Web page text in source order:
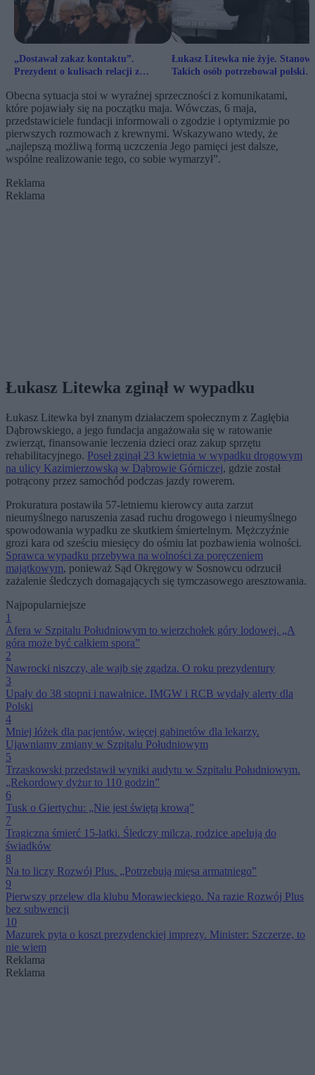
„Dostawał zakaz kontaktu”.
Prezydent o kulisach relacji z
Łukasz Litewka nie żyje.
Takich osób potrzebował polski
Obecna sytuacja stoi w wyraźnej sprzeczności z komunikatami,
które pojawiały się na początku maja. Wówczas, 6 maja,
przedstawiciele fundacji informowali o zgodzie i optymizmie po
pierwszych rozmowach z krewnymi. Wskazywano wtedy, że
„najlepszą możliwą formą uczczenia Jego pamięci jest dalsze,
wspólne realizowanie tego, co sobie wymarzył”.
Reklama
Reklama
Łukasz Litewka zginął w wypadku
Łukasz Litewka był znanym działaczem społecznym z Zagłębia
Dąbrowskiego, a jego fundacja angażowała się w ratowanie
zwierząt, finansowanie leczenia dzieci oraz zakup sprzętu
rehabilitacyjnego. Poseł zginął 23 kwietnia w wypadku drogowym
na ulicy Kazimierzowską w Dąbrowie Górniczej, gdzie został
potrącony przez samochód podczas jazdy rowerem.
Prokuratura postawiła 57-letniemu kierowcy auta zarzut
nieumyślnego naruszenia zasad ruchu drogowego i nieumyślnego
spowodowania wypadku ze skutkiem śmiertelnym. Mężczyźnie
grozi kara od sześciu miesięcy do ośmiu lat pozbawienia wolności.
Sprawca wypadku przebywa na wolności za poręczeniem
majątkowym, ponieważ Sąd Okręgowy w Sosnowcu odrzucił
zażalenie śledczych domagających się tymczasowego aresztowania.
Najpopularniejsze
1
Afera w Szpitalu Południowym to wierzchołek góry lodowej. „A
góra może być całkiem spora”
2
Nawrocki niszczy, ale wajb się zgadza. O roku prezydentury
3
Upały do 38 stopni i nawałnice. IMGW i RCB wydały alerty dla
Polski
4
Mniej łóżek dla pacjentów, więcej gabinetów dla lekarzy.
Ujawniamy zmiany w Szpitalu Południowym
5
Trzaskowski przedstawił wyniki audytu w Szpitalu Południowym.
„Rekordowy dyżur to 110 godzin”
6
Tusk o Giertychu: „Nie jest świętą krową”
7
Tragiczna śmierć 15-latki. Śledczy milczą, rodzice apelują do
świadków
8
Na to liczy Rozwój Plus. „Potrzebują mięsa armatniego”
9
Pierwszy przelew dla klubu Morawieckiego. Na razie Rozwój Plus
bez subwencji
10
Mazurek pyta o koszt prezydenckiej imprezy. Minister: Szczerze, to
nie wiem
Reklama
Reklama